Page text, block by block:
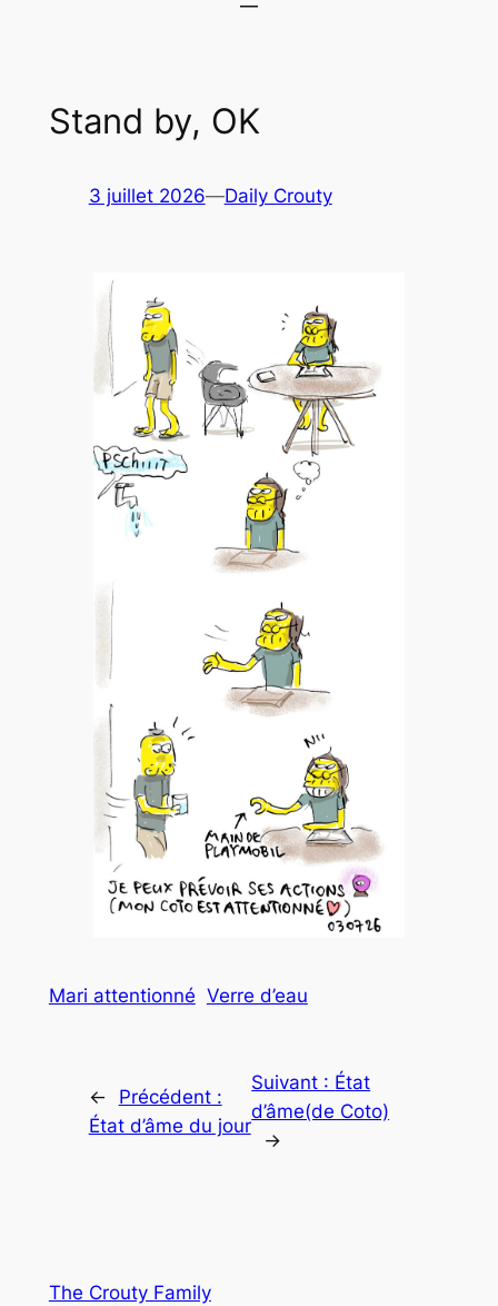
Stand by, OK
3 juillet 2026—Daily Crouty
Mari attentionné Verre d’eau
←
Précédent :
État d’âme du jour
Suivant : État
d’âme(de Coto)
→
The Crouty Family